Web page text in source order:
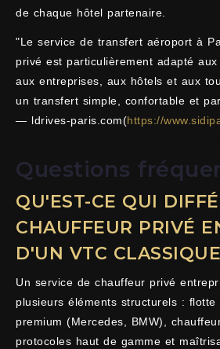
de chaque hôtel partenaire.
"Le service de transfert aéroport à
privé est particulièrement adapté
aux entreprises, aux hôtels et aux
un transfert simple, confortable et
— ldrives-paris.com(https://
Questions
QU'EST-CE QUI
CHAUFFEUR PRIVÉ
D'UN VTC
Un service de chauffeur privé
plusieurs éléments structurels : flotte
premium (Mercedes, BMW),
protocoles haut de gamme et